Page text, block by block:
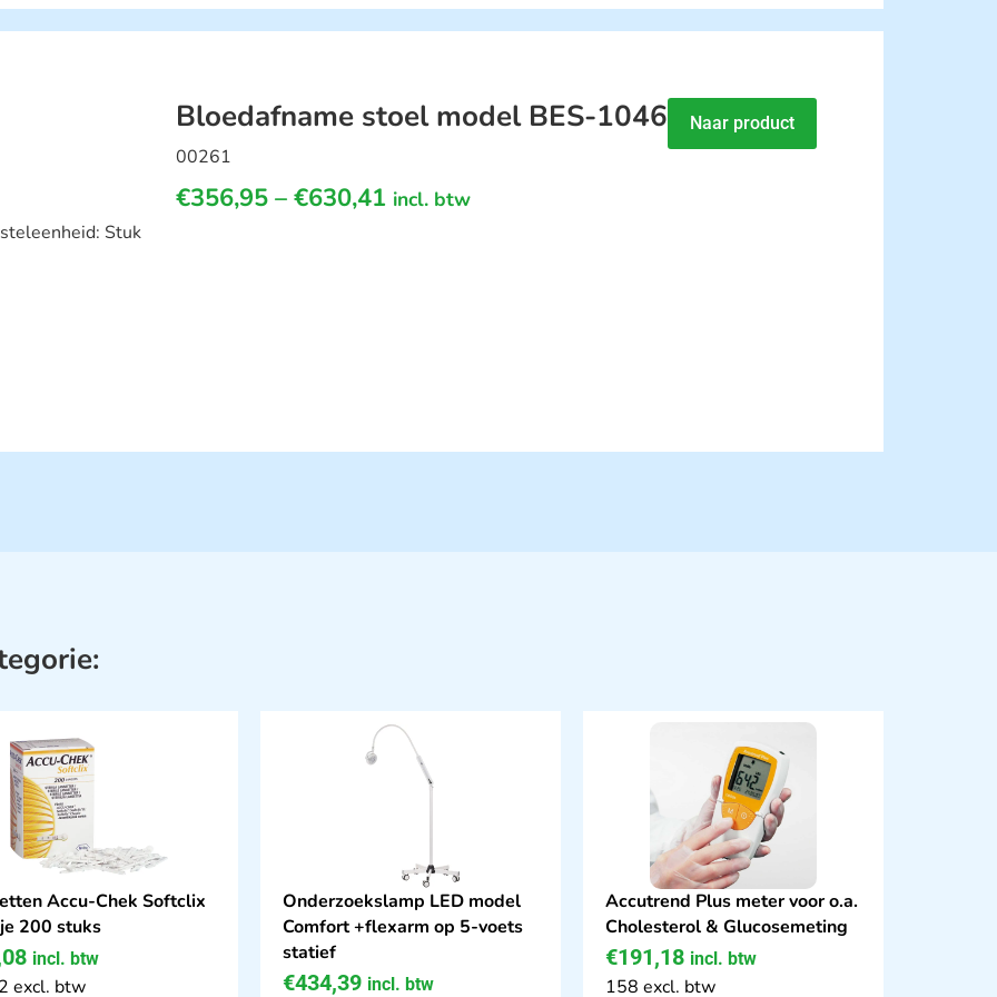
Naar product
Bloedafname stoel model BES-1046
00261
€356,95 – €630,41 incl. btw
Stuk
Accu-Chek Softclix
200 stuks
incl. btw
excl. btw
Onderzoekslamp LED model
Comfort +flexarm op 5-voets
statief
€434,39 incl. btw
Accutrend Plus meter voor o.a.
Cholesterol & Glucosemeting
€191,18 incl. btw
158 excl. btw